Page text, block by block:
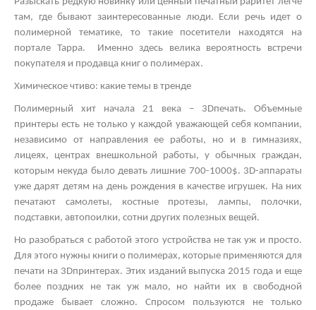
там, где бывают заинтересованные люди. Если речь идет о
полимерной тематике, то такие посетители находятся на
портале Тарра. Именно здесь велика вероятность встречи
покупателя и продавца книг о полимерах.
Химическое чтиво: какие темы в тренде
Полимерный хит начала 21 века – 3Dпечать. Объемные
принтеры есть не только у каждой уважающей себя компании,
независимо от направления ее работы, но и в гимназиях,
лицеях, центрах внешкольной работы, у обычных граждан,
которым некуда было девать лишние 700-1000$. 3D-аппараты
уже дарят детям на день рождения в качестве игрушек. На них
печатают самолеты, костные протезы, лампы, полочки,
подставки, автопоилки, сотни других полезных вещей.
Но разобраться с работой этого устройства не так уж и просто.
Для этого нужны книги о полимерах, которые применяются для
печати на 3Dпринтерах. Этих изданий выпуска 2015 года и еще
более поздних не так уж мало, но найти их в свободной
продаже бывает сложно. Спросом пользуются не только